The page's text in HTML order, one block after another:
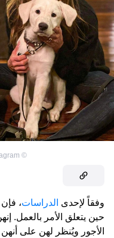
©
وفقاً لإحدى الدراسات،
حين يتعلق الأمر بالعمل.
الأجور ويُنظر لهن على